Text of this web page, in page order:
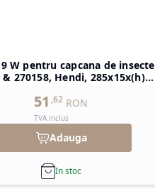
W pentru capcana de insecte
& 270158, Hendi, 285x15x(h)15
51 ,62 RON
TVA inclus
Adauga
In stoc